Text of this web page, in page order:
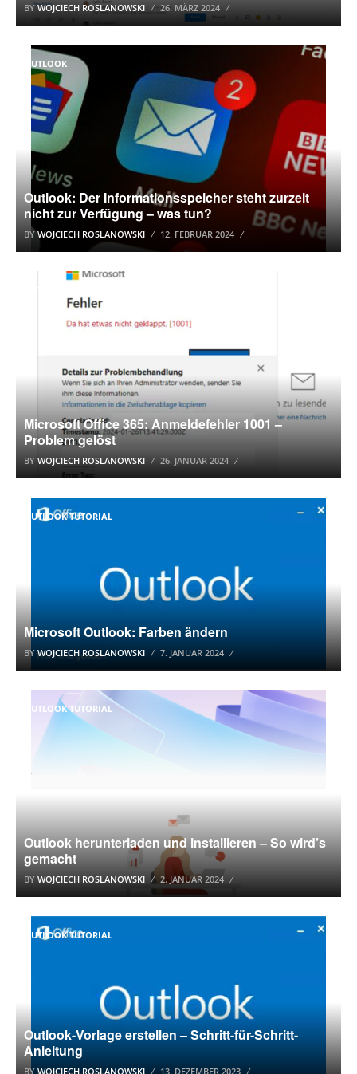
BYWOJCIECH ROSLANOWSKI 26. MÄRZ 2024
OUTLOOK
Outlook: Der Informationsspeicher steht zurzeit
nicht zur Verfügung – was tun?
BYWOJCIECH ROSLANOWSKI 12. FEBRUAR 2024
Microsoft Office 365: Anmeldefehler 1001 –
Problem gelöst
BY WOJCIECH ROSLANOWSKI 26. JANUAR 2024
OUTLOOK TUTORIAL
Microsoft Outlook: Farben ändern
BY WOJCIECH ROSLANOWSKI 7. JANUAR 2024
OUTLOOK TUTORIAL
Outlook herunterladen und installieren – So wird’s
gemacht
BY WOJCIECH ROSLANOWSKI 2. JANUAR 2024
OUTLOOK TUTORIAL
Outlook-Vorlage erstellen – Schritt-für-Schritt-
Anleitung
BY WOJCIECH ROSLANOWSKI 13. DEZEMBER 2023